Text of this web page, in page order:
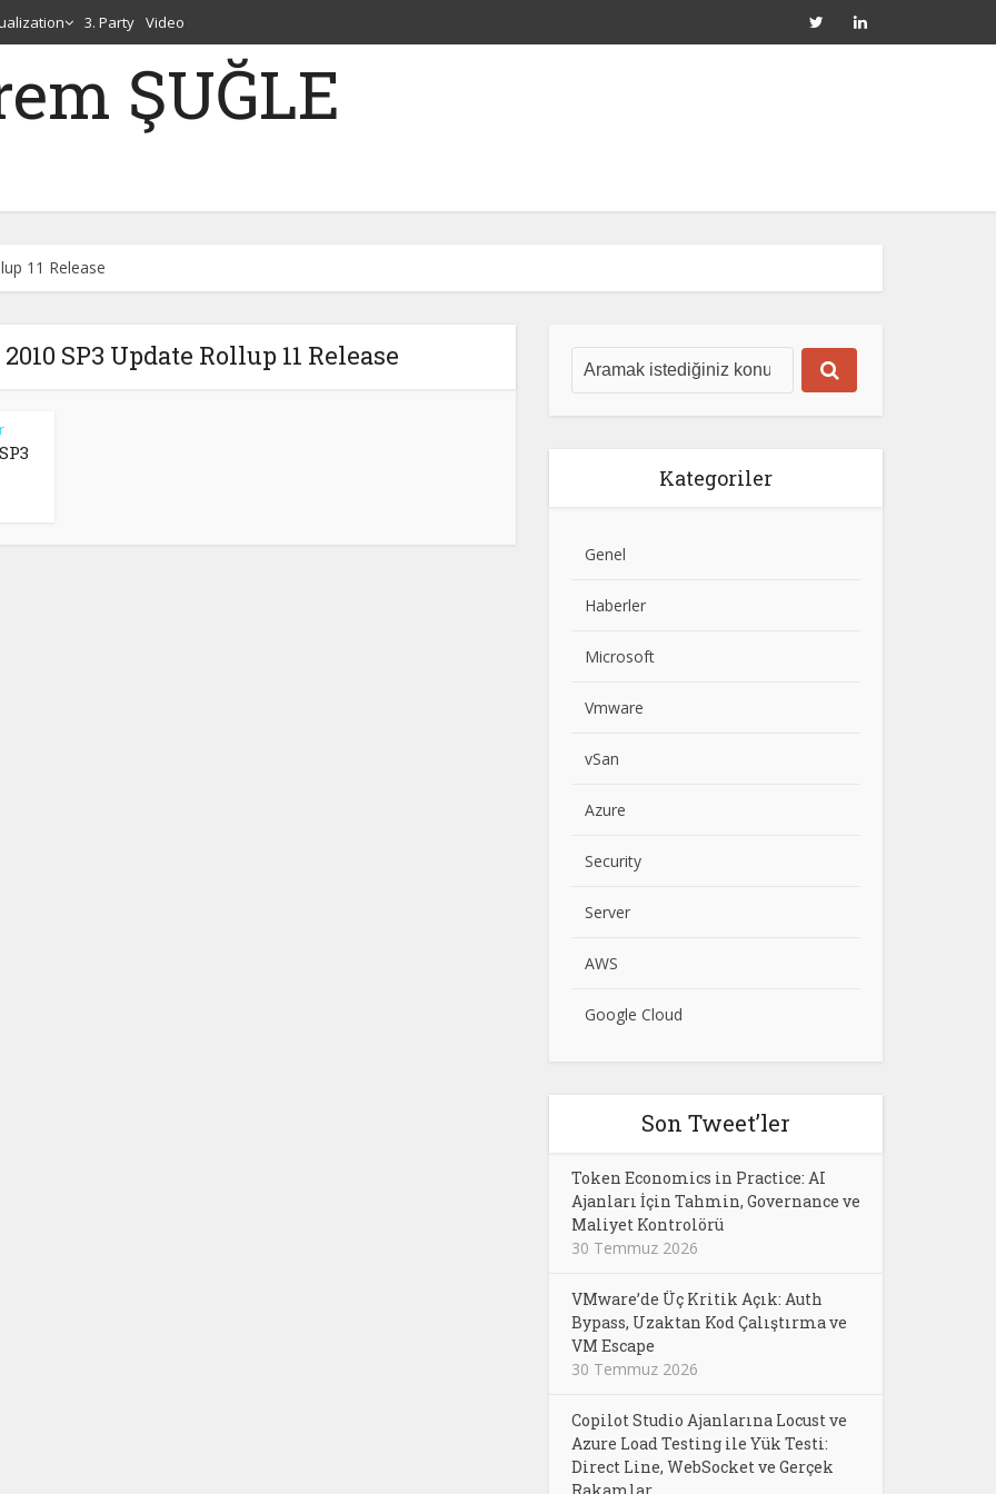
3. Party Video
ŞUĞLE
11 Release
SP3 Update Rollup 11 Release
Kategoriler
Genel
Haberler
Microsoft
Vmware
vSan
Azure
Security
Server
AWS
Google Cloud
Son Tweet’ler
Token Economics in Practice: AI
Ajanları İçin Tahmin, Governance ve
Maliyet Kontrolörü
30 Temmuz 2026
VMware’de Üç Kritik Açık: Auth
Bypass, Uzaktan Kod Çalıştırma ve
VM Escape
30 Temmuz 2026
Copilot Studio Ajanlarına Locust ve
Azure Load Testing ile Yük Testi:
Direct Line, WebSocket ve Gerçek